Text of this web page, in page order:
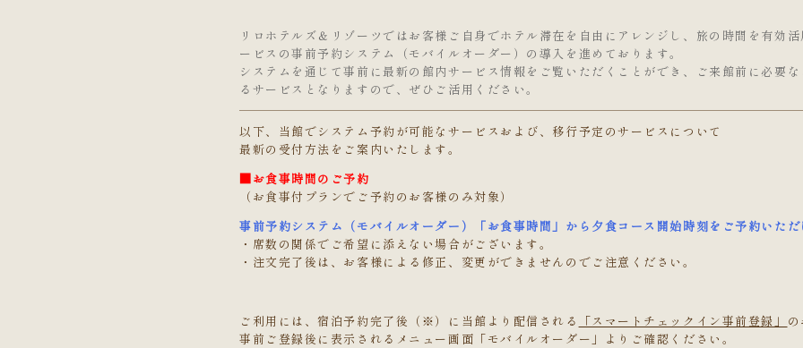
リロホテルズ＆リゾーツではお客様ご自身でホテル滞在を自由にアレンジし、旅の時間を有効
ービスの事前予約システム（モバイルオーダー）の導入を進めております。
システムを通じて事前に最新の館内サービス情報をご覧いただくことができ、ご来館前に必要
るサービスとなりますので、ぜひご活用ください。
以下、当館でシステム予約が可能なサービスおよび、移行予定のサービスについて
最新の受付方法をご案内いたします。
■お食事時間のご予約
（お食事付プランでご予約のお客様のみ対象）
事前予約システム（モバイルオーダー）「お食事時間」から夕食コース開始時刻をご予約いただ
・席数の関係でご希望に添えない場合がございます。
・注文完了後は、お客様による修正、変更ができませんのでご注意ください。
ご利用には、宿泊予約完了後（※）に当館より配信される 「スマートチェックイン事前登録」
事前ご登録後に表示されるメニュー画面「モバイルオーダー」よりご確認ください。